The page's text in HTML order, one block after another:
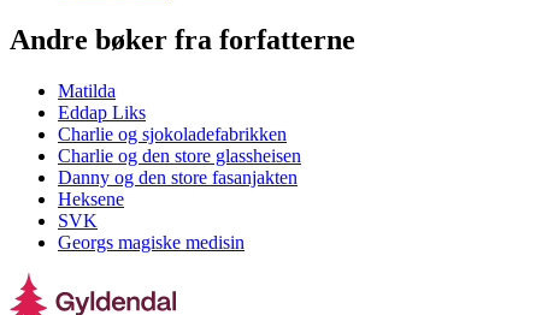
Andre bøker fra forfatterne
Matilda
Eddap Liks
Charlie og sjokoladefabrikken
Charlie og den store glassheisen
Danny og den store fasanjakten
Heksene
SVK
Georgs magiske medisin